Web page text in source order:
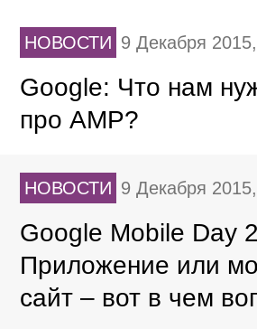
НОВОСТИ 9 Декабря 2015,
Google: Что нам
про AMP?
НОВОСТИ 9 Декабря 2015,
Google Mobile Day
Приложение или
сайт – вот в чем